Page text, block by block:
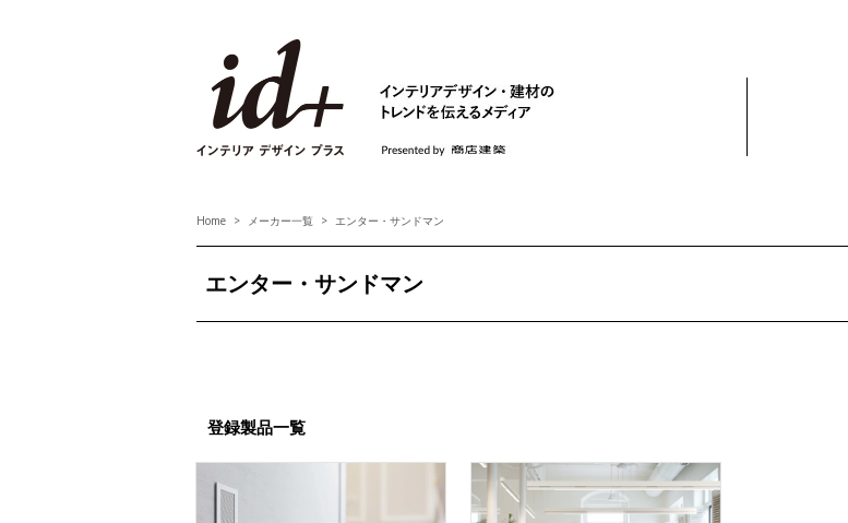
Home メーカー一覧 エンター・サンドマン
エンター・サンドマン
登録製品一覧